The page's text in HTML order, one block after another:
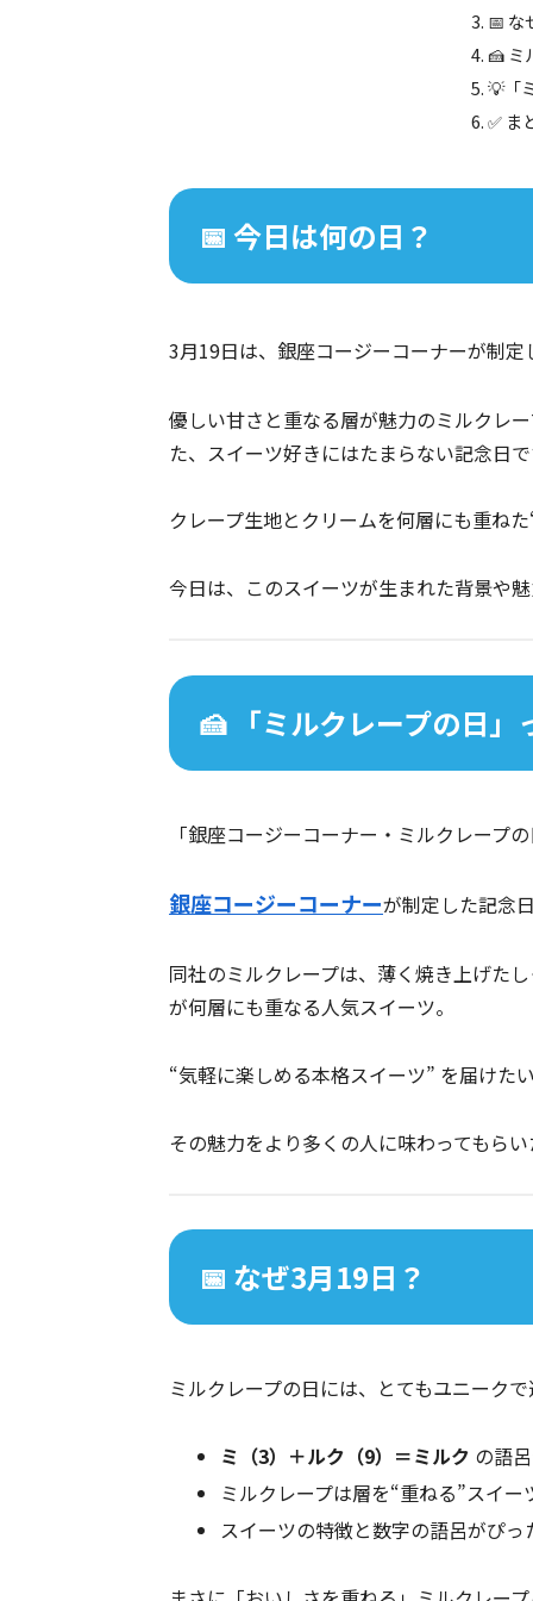
📅 な
🍰 ミ
💡「
✅ ま
📅 今日は何の日？
3月19日は、銀座コージーコーナーが制定
優しい甘さと重なる層が魅力のミルクレ
た、スイーツ好きにはたまらない記念日
クレープ生地とクリームを何層にも重ね
今日は、このスイーツが生まれた背景や
🍰 「ミルクレープの日」
「銀座コージーコーナー・ミルクレープ
銀座コージーコーナーが制定した記念
同社のミルクレープは、薄く焼き上げた
が何層にも重なる人気スイーツ。
“気軽に楽しめる本格スイーツ” を届けた
その魅力をより多くの人に味わってもら
📅 なぜ3月19日？
ミルクレープの日には、とてもユニーク
ミ（3）＋ルク（9）＝ミルク の語
ミルクレープは層を“重ねる”スイ
スイーツの特徴と数字の語呂がぴ